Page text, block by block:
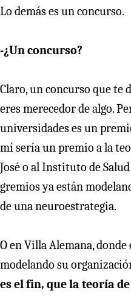
Lo demás es un concurso.
-¿Un concurso?
Claro, un concurso que te
eres merecedor de algo.
universidades es un
mí sería un premio a la
José o al Instituto de
gremios ya están
de una neuroestrategia.
O en Villa Alemana,
modelando su
es el fin, que la teoría